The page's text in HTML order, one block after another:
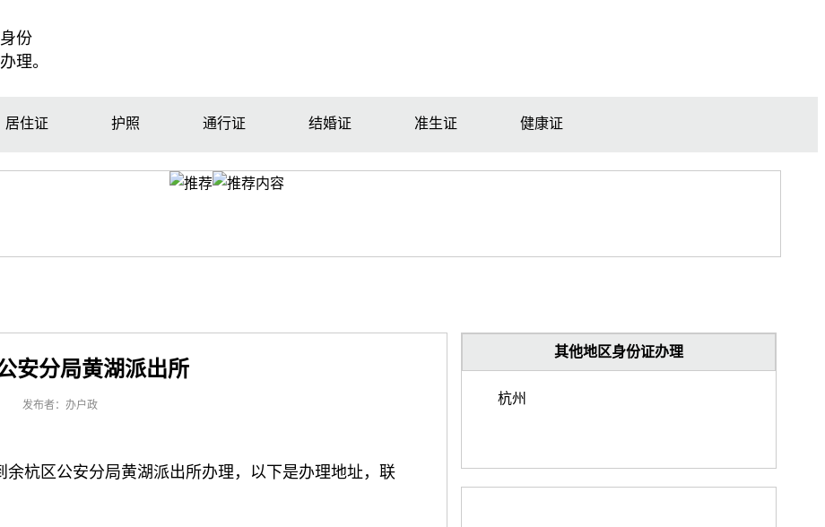
份
理。
居住证 护照 通行证 结婚证 准生证 健康证
安分局黄湖派出所
发布者：办户政
杭区公安分局黄湖派出所办理，以下是办理地址，联
其他地区身份证办理
杭州